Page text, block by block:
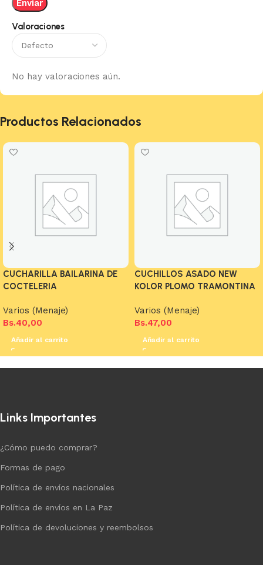
Valoraciones
No hay valoraciones aún.
Productos Relacionados
CUCHARILLA BAILARINA DE
COCTELERIA
Varios (Menaje)
Bs.40,00
Añadir al carrito
CUCHILLOS ASADO NEW
KOLOR PLOMO TRAMONTINA
Varios (Menaje)
Bs.47,00
Añadir al carrito
Links Importantes
¿Cómo puedo comprar?
Formas de pago
Política de envíos nacionales
Política de envíos en La Paz
Política de devoluciones y reembolsos